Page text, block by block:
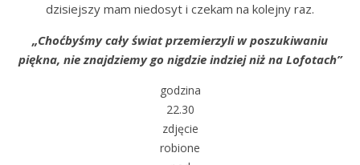
dzisiejszy mam niedosyt i czekam na kolejny raz.
„Choćbyśmy cały świat przemierzyli w poszukiwaniu
piękna, nie znajdziemy go nigdzie indziej niż na Lofotach”
godzina
22.30
zdjęcie
robione